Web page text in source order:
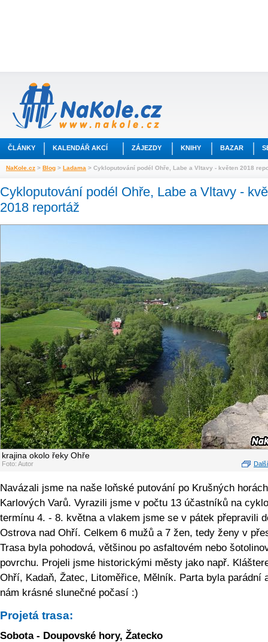
ČLÁNKY KALENDÁŘ AKCÍ ZÁJEZDY KNIHY BAZAR
NaKole.cz > Blog > Ladama > Cykloputování podél Ohře, Labe a Vltavy - květen 2018
Cykloputování podél Ohře, Labe a Vltavy -
2018 reportáž
krajina okolo řeky Ohře
Foto: Autor
Navázali jsme na naše loňské putování po Krušných
Karlových Varů. Vyrazili jsme v počtu 13 účastníků na
termínu 4. - 8. května a vlakem jsme se v pátek přepravili
Ostrova nad Ohří. Celkem 6 mužů a 7 žen, tedy ženy v
Trasa byla pohodová, většinou po asfaltovém nebo
povrchu. Projeli jsme historickými městy jako např.
Ohří, Kadaň, Žatec, Litoměřice, Mělník. Parta byla parádní
nám krásné slunečné počasí :)
Projetá trasa:
Sobota - Doupovské hory, Žatecko